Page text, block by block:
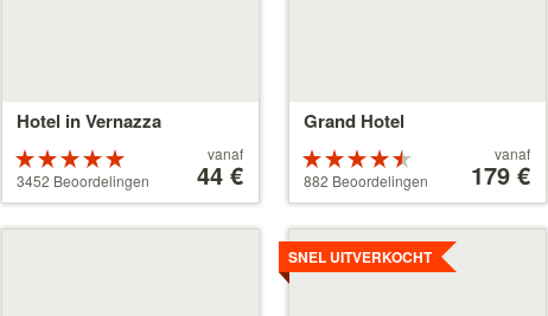
Hotel in Vernazza
Beoordeeld
als 5 sterren
van 5
3452 Beoordelingen
vanaf
44 €
Grand Hotel
Beoordeeld
als 4.5
sterren van 5
882 Beoordelingen vanaf
179 €
vanaf
179 €
Details
SNEL UITVERKOCHT
Details
bekijken